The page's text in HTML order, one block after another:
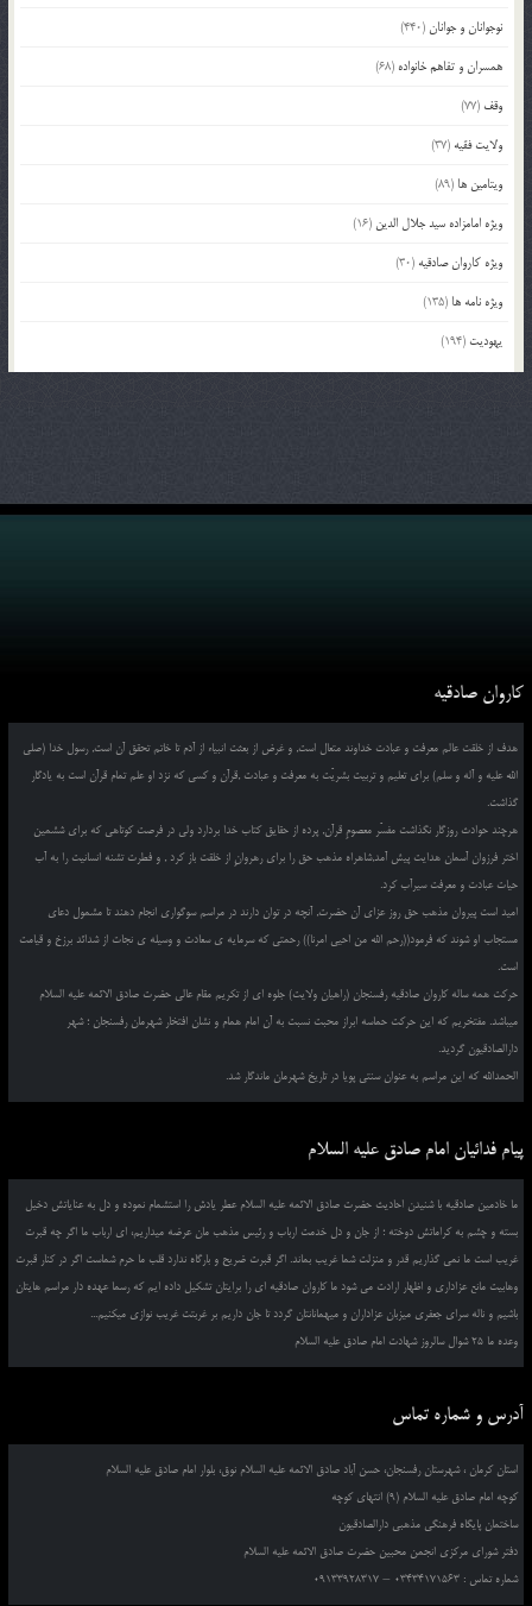
نوجوانان و جوانان(440)
همسران و تفاهم خانواده (68)
وقف (77)
ولایت فقیه (37)
ویتامین ها (89)
ویژه امامزاده سید جلال الدین (16)
ویژه کاروان صادقیه (30)
ویژه نامه ها (135)
یهودیت (194)
کاروان صادقیه
هدف از خلقت عالم معرفت و عبادت خداوند متعال است, و غرض از بعثت انبیاء از آدم تا خاتم تحقق آن است, رسول خدا (صلی
الله علیه و آله و سلم) برای تعلیم و تربیت بشریّت به معرفت و عبادت ,قرآن و کسی که نزد او علم تمام قرآن است به یادگار
گذاشت.
هرچند حوادث روزگار نگذاشت مفسّر معصومِ قرآن, پرده از حقایق کتاب خدا بردارد ولی در فرصت کوتاهی که برای ششمین
اختر فرزوان آسمان هدایت پیش آمد,شاهراه مذهب حق را برای رهروانِ از خلقت باز کرد , و فطرت تشنه انسانیت را به آب
حیات عبادت و معرفت سیرآب کرد.
امید است پیروان مذهب حق روز عزای آن حضرت, آنچه در توان دارند در مراسم سوگواری انجام دهند تا مشمول دعای
مستجاب او شوند که فرمود((رحم الله من احیی امرنا)) رحمتی که سرمایه ی سعادت و وسیله ی نجات از شدائد برزخ و قیامت
است.
حرکت همه ساله کاروان صادقیه رفسنجان (راهیان ولایت) جلوه ای از تکریم مقام عالی حضرت صادق الائمه علیه السلام
میباشد. مفتخریم که این حرکت حماسه ابراز محبت نسبت به آن امام همام و نشان افتخار شهرمان رفسنجان ؛ شهر
دارالصادقیون گردید.
الحمدالله که این مراسم به عنوان سنتی پویا در تاریخ شهرمان ماندگار شد.
پیام فدائیان امام صادق علیه السلام
ما خادمین صادقیه با شنیدن احادیث حضرت صادق الائمه علیه السلام عطر یادش را استشمام نموده و دل به عنایاتش دخیل
بسته و چشم به کراماتش دوخته ؛ از جان و دل خدمت ارباب و رئیس مذهب مان عرضه میداریم، ای ارباب ما اگر چه قبرت
غریب است ما نمی گذاریم قدر و منزلت شما غریب بماند. اگر قبرت ضریح و بارگاه ندارد قلب ما حرم شماست اگر در کنار قبرت
وهابیت مانع عزاداری و اظهار ارادت می شود ما کاروان صادقیه ای را برایتان تشکیل داده ایم که رسما عهده دار مراسم هایتان
باشیم و ناله سرای جعفری میزبان عزاداران و میهمانانتان گردد تا جان داریم بر غربتت غریب نوازی میکنیم...
وعده ما 25 شوال سالروز شهادت امام صادق علیه السلام
آدرس و شماره تماس
استان کرمان ، شهرستان رفسنجان، حسن آباد صادق الائمه علیه السلام نوق، بلوار امام صادق علیه السلام
کوچه امام صادق علیه السلام (9) انتهای کوچه
ساختمان پایگاه فرهنگی مذهبی دارالصادقیون
دفتر شورای مرکزی انجمن محبین حضرت صادق الائمه علیه السلام
شماره تماس : 03434171563 – 09133928317